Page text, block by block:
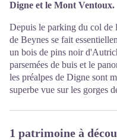
Digne et le Mont Ventoux.
Depuis le parking du col de
de Beynes se fait
un bois de pins noir
parsemées de buis et le
les préalpes de Digne sont
superbe vue sur les gorges
1 patrimoine à